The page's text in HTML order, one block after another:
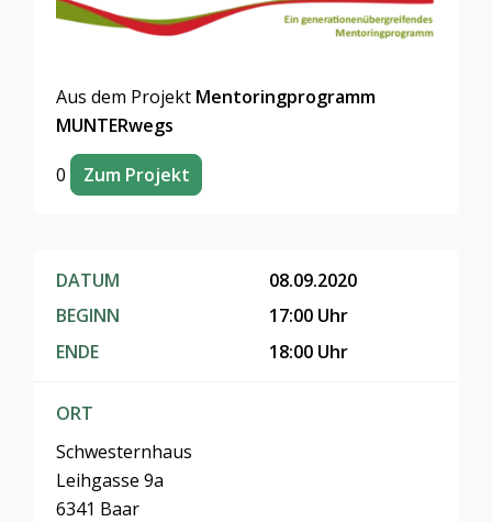
Aus dem Projekt Mentoringprogramm
MUNTERwegs
0 Zum Projekt
DATUM
BEGINN
ENDE
08.09.2020
17:00 Uhr
18:00 Uhr
ORT
Schwesternhaus
Leihgasse 9a
6341 Baar